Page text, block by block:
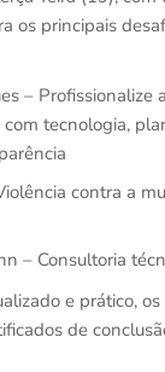
os principais
– Profissionalize
tecnologia,
contra a
– Consultoria
e prático,
de